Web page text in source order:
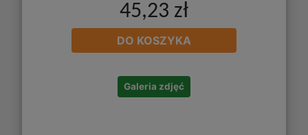
45,23 zł
DO KOSZYKA
Galeria zdjęć